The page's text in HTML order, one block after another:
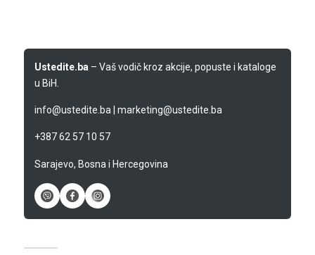
Ustedite.ba – Vaš vodič kroz akcije, popuste i kataloge
u BiH.
info@ustedite.ba marketing@ustedite.ba
+387 62 57 10 57
Sarajevo, Bosna i Hercegovina